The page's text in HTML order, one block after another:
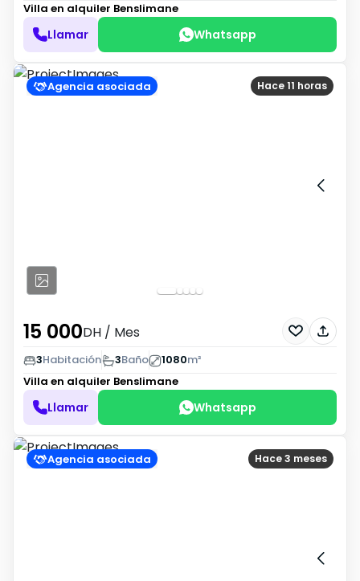
Villa en alquiler Benslimane
Llamar Whatsapp
Hace 11 horas
Agencia asociada
15 000DH / Mes
3Habitación 3Baño 1080m²
Villa en alquiler Benslimane
Llamar Whatsapp
Hace 3 meses
Agencia asociada